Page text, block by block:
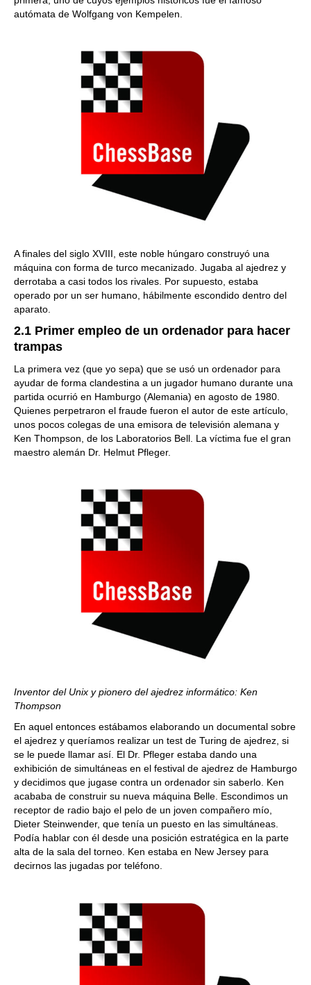
autómata de Wolfgang von Kempelen.
A finales del siglo XVIII, este noble húngaro construyó una
máquina con forma de turco mecanizado. Jugaba al ajedrez y
derrotaba a casi todos los rivales. Por supuesto, estaba
operado por un ser humano, hábilmente escondido dentro del
aparato.
2.1 Primer empleo de un ordenador para hacer
trampas
La primera vez (que yo sepa) que se usó un ordenador para
ayudar de forma clandestina a un jugador humano durante una
partida ocurrió en Hamburgo (Alemania) en agosto de 1980.
Quienes perpetraron el fraude fueron el autor de este artículo,
unos pocos colegas de una emisora de televisión alemana y
Ken Thompson, de los Laboratorios Bell. La víctima fue el gran
maestro alemán Dr. Helmut Pfleger.
Inventor del Unix y pionero del ajedrez informático: Ken
Thompson
En aquel entonces estábamos elaborando un documental sobre
el ajedrez y queríamos realizar un test de Turing de ajedrez, si
se le puede llamar así. El Dr. Pfleger estaba dando una
exhibición de simultáneas en el festival de ajedrez de Hamburgo
y decidimos que jugase contra un ordenador sin saberlo. Ken
acababa de construir su nueva máquina Belle. Escondimos un
receptor de radio bajo el pelo de un joven compañero mío,
Dieter Steinwender, que tenía un puesto en las simultáneas.
Podía hablar con él desde una posición estratégica en la parte
alta de la sala del torneo. Ken estaba en New Jersey para
decirnos las jugadas por teléfono.